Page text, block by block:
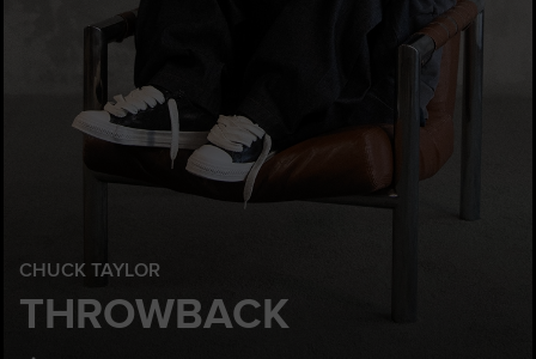
CHUCK TAYLOR
THROWBACK